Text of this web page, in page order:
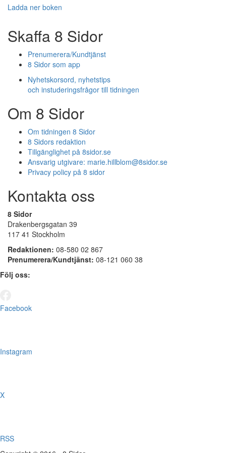
Ladda ner boken
Skaffa 8 Sidor
Prenumerera/Kundtjänst
8 Sidor som app
Nyhetskorsord, nyhetstips
och instuderingsfrågor till tidningen
Om 8 Sidor
Om tidningen 8 Sidor
8 Sidors redaktion
Tillgänglighet på 8sidor.se
Ansvarig utgivare: marie.hillblom@8sidor.se
Privacy policy på 8 sidor
Kontakta oss
8 Sidor
Drakenbergsgatan 39
117 41 Stockholm
Redaktionen: 08-580 02 867
Prenumerera/Kundtjänst: 08-121 060 38
Följ oss:
Facebook
Instagram
X
RSS